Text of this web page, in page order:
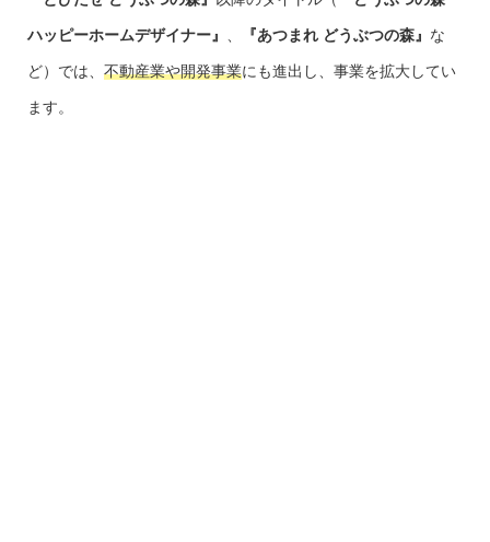
ハッピーホームデザイナー』 『あつまれ どうぶつの森』 な
ど）では、 不動産業や開発事業にも進出し、事業を拡大してい
ます。